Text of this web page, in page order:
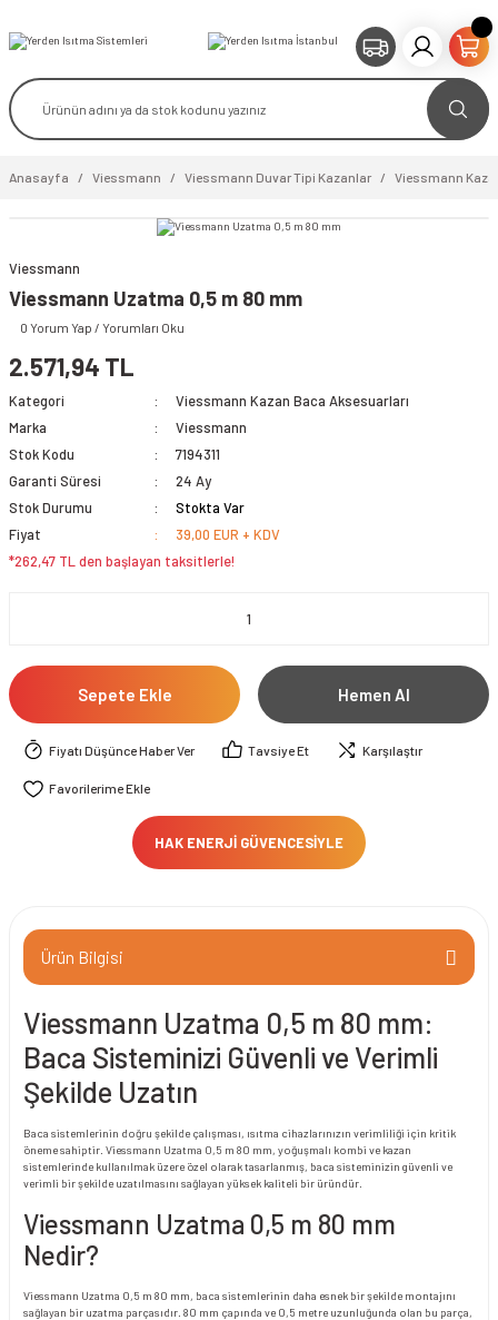
Anasayfa Viessmann Viessmann Duvar Tipi Kazanlar Viessmann
Viessmann
Viessmann Uzatma 0,5 m 80 mm
0 Yorum Yap / Yorumları Oku
2.571,94 TL
Kategori
Viessmann Kazan Baca Aksesuarları
Marka
Viessmann
Stok Kodu
7194311
Garanti Süresi
24 Ay
Stok Durumu
Stokta Var
Fiyat
39,00 EUR + KDV
*262,47 TL den başlayan taksitlerle!
Sepete Ekle Hemen Al
Fiyatı Düşünce Haber Ver Tavsiye Et Karşılaştır
HAK ENERJİ GÜVENCESİYLE
Ürün Bilgisi
Viessmann Uzatma 0,5 m 80 mm:
Baca Sisteminizi Güvenli ve Verimli
Şekilde Uzatın
Baca sistemlerinin doğru şekilde çalışması, ısıtma cihazlarınızın verimliliği için kritik
öneme sahiptir. Viessmann Uzatma 0,5 m 80 mm, yoğuşmalı kombi ve kazan
sistemlerinde kullanılmak üzere özel olarak tasarlanmış, baca sisteminizin güvenli ve
verimli bir şekilde uzatılmasını sağlayan yüksek kaliteli bir üründür.
Viessmann Uzatma 0,5 m 80 mm
Nedir?
Viessmann Uzatma 0,5 m 80 mm, baca sistemlerinin daha esnek bir şekilde montajını
sağlayan bir uzatma parçasıdır. 80 mm çapında ve 0,5 metre uzunluğunda olan bu parça,